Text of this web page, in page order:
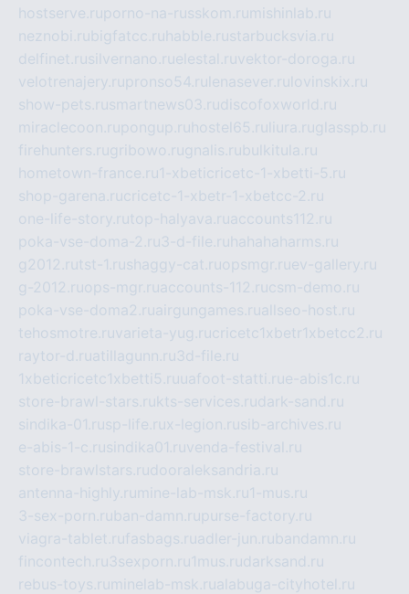
hostserve.ruporno-na-russkom.ru mishinlab.ru
neznobi.rubigfatcc.ru habble.rustarbucksvia.ru
delfinet.rusilvernano.ruelestal.ruvektor-doroga.ru
velotrenajery.rupronso54.ru lenasever.ru lovinskix.ru
show-pets.rusmartnews03.rudiscofoxworld.ru
miraclecoon.rupongup.ru hostel65.ru liura.ruglasspb.ru
firehunters.rugribowo.rugnalis.rubulkitula.ru
hometown-france.ru1-xbeticricetc-1-xbetti-5.ru
shop-garena.rucricetc-1-xbetr-1-xbetcc-2.ru
one-life-story.rutop-halyava.ruaccounts112.ru
poka-vse-doma-2.ru3-d-file.ru hahahaharms.ru
g2012.rutst-1.rushaggy-cat.ruopsmgr.ruev-gallery.ru
g-2012.ruops-mgr.ruaccounts-112.rucsm-demo.ru
poka-vse-doma2.ruairgungames.ruallseo-host.ru
tehosmotre.ruvarieta-yug.rucricetc1xbetr1xbetcc2.ru
raytor-d.ruatillagunn.ru3d-file.ru
1xbeticricetc1xbetti5.ruuafoot-statti.rue-abis1c.ru
store-brawl-stars.rukts-services.rudark-sand.ru
sindika-01.rusp-life.rux-legion.rusib-archives.ru
e-abis-1-c.rusindika01.ruvenda-festival.ru
store-brawlstars.rudooraleksandria.ru
antenna-highly.ru mine-lab-msk.ru1-mus.ru
3-sex-porn.ruban-damn.rupurse-factory.ru
viagra-tablet.rufasbags.ruadler-jun.rubandamn.ru
fincontech.ru3sexporn.ru1mus.rudarksand.ru
rebus-toys.ru minelab-msk.rualabuga-cityhotel.ru